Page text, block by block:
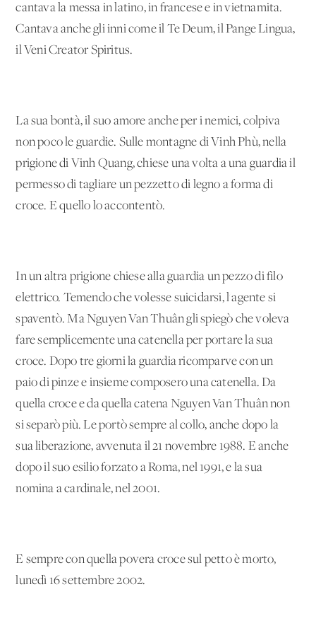
cantava la messa in latino, in francese e in vietnamita.
Cantava anche gli inni come il Te Deum, il Pange Lingua,
il Veni Creator Spiritus.
La sua bontà, il suo amore anche per i nemici, colpiva
non poco le guardie. Sulle montagne di Vinh Phù, nella
prigione di Vinh Quang, chiese una volta a una guardia il
permesso di tagliare un pezzetto di legno a forma di
croce. E quello lo accontentò.
In un'altra prigione chiese alla guardia un pezzo di filo
elettrico. Temendo che volesse suicidarsi, l'agente si
spaventò. Ma Nguyen Van Thuân gli spiegò che voleva
fare semplicemente una catenella per portare la sua
croce. Dopo tre giorni la guardia ricomparve con un
paio di pinze e insieme composero una catenella. Da
quella croce e da quella catena Nguyen Van Thuân non
si separò più. Le portò sempre al collo, anche dopo la
sua liberazione, avvenuta il 21 novembre 1988. E anche
dopo il suo esilio forzato a Roma, nel 1991, e la sua
nomina a cardinale, nel 2001.
E sempre con quella povera croce sul petto è morto,
lunedì 16 settembre 2002.